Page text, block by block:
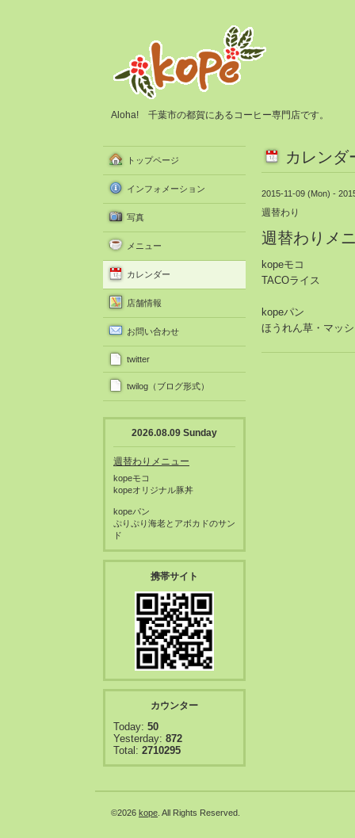
Aloha! 千葉市の都賀にあるコーヒー専門店です。
カレンダ
2015-11-09 (Mon) -
週替わり
週替わりメ
kopeモコ
TACOライス
kopeパン
ほうれん草・マッ
トップページ
インフォメーション
写真
メニュー
カレンダー
店舗情報
お問い合わせ
twitter
twilog（ブログ形式）
2026.08.09 Sunday
週替わりメニュー
kopeモコ
kopeオリジナル豚丼
kopeパン
ぷりぷり海老とアボカドのサン
ド
携帯サイト
カウンター
Today: 50
Yesterday: 872
Total: 2710295
©2026 kope . All Rights Reserved.